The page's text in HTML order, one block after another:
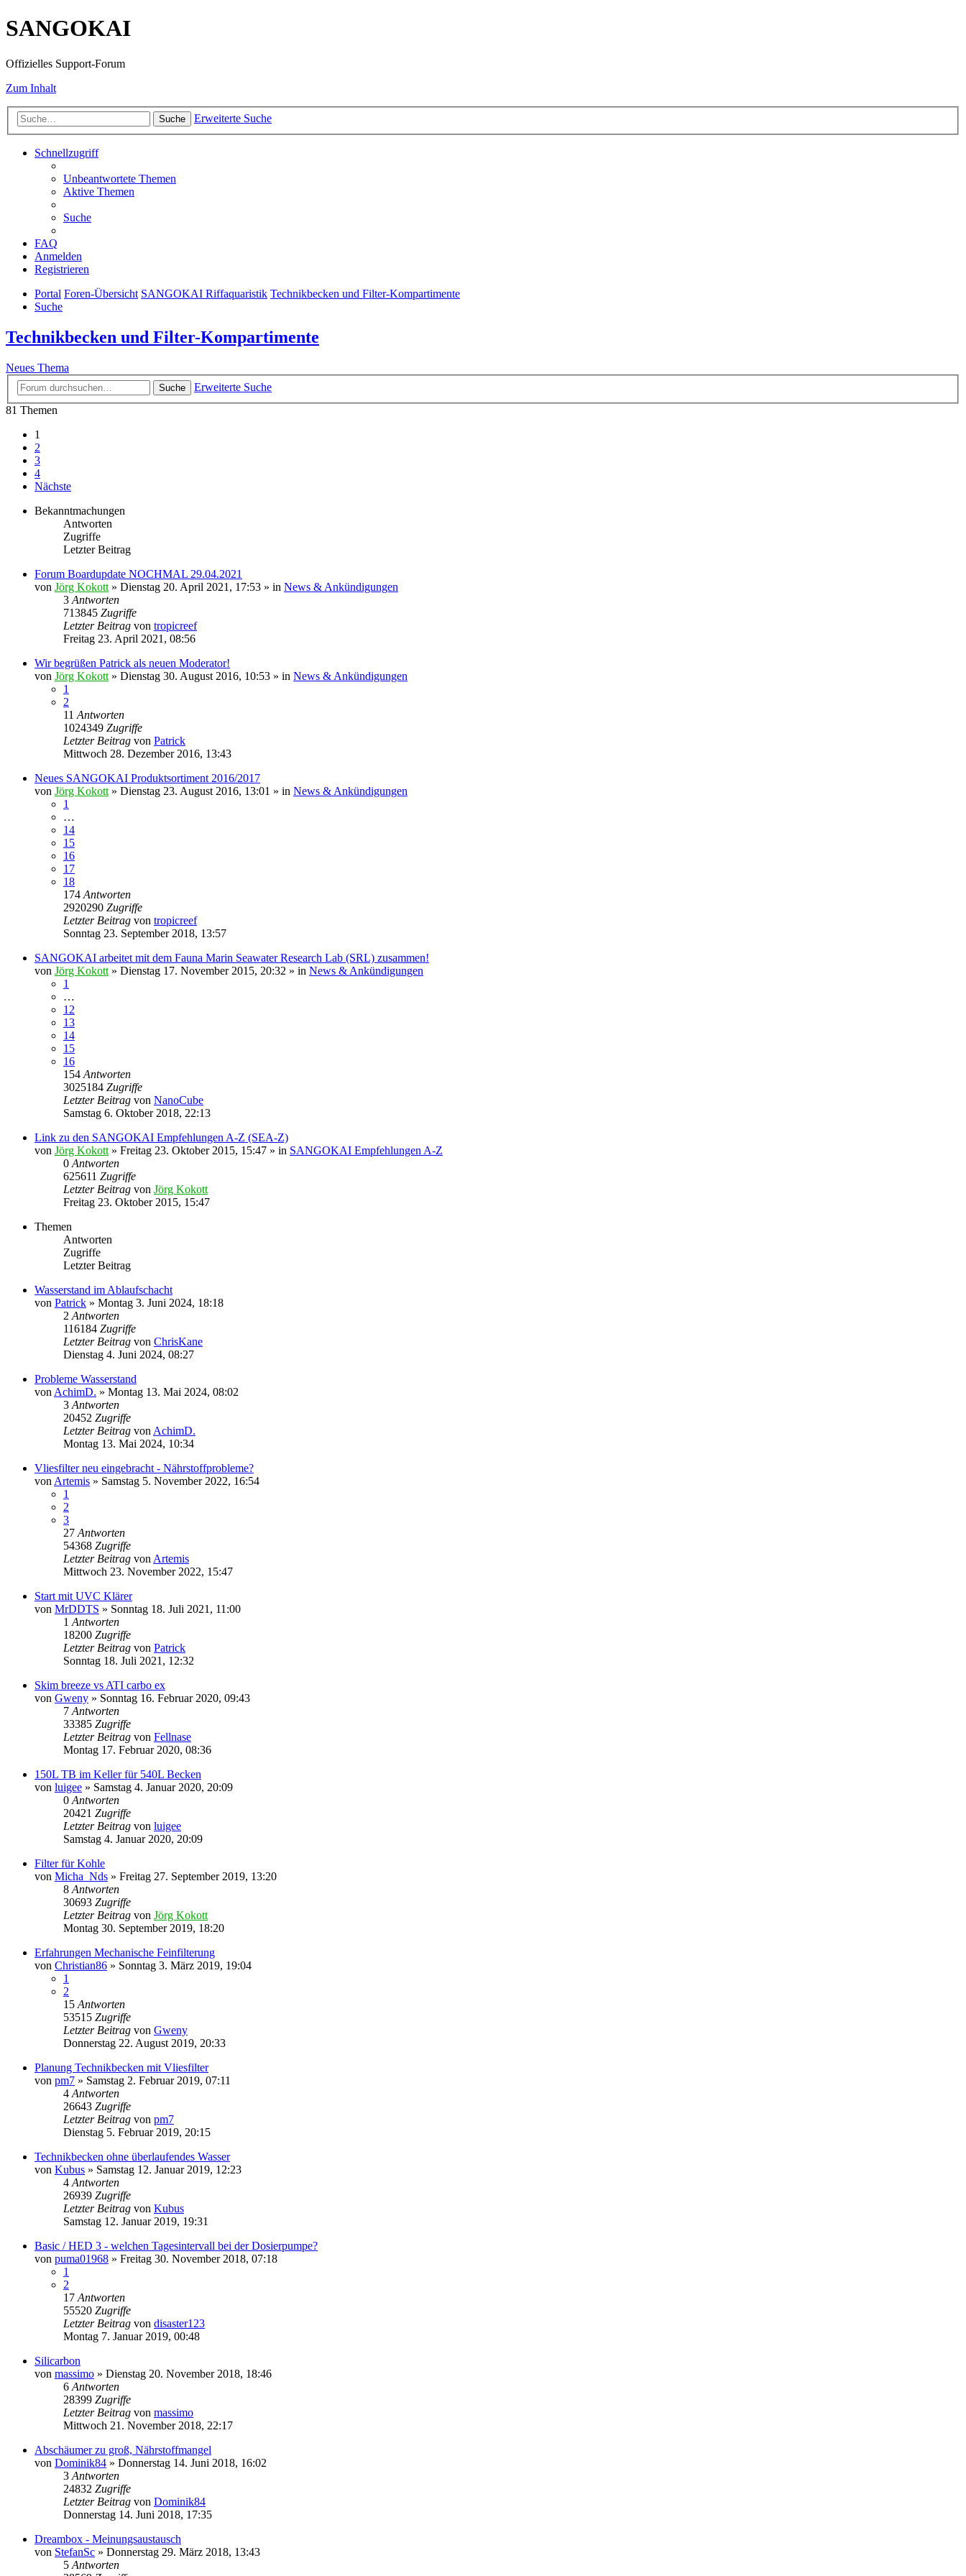
SANGOKAI
Offizielles Support-Forum
Zum Inhalt
Suche Erweiterte Suche
Schnellzugriff
Unbeantwortete Themen
Aktive Themen
Suche
FAQ
Anmelden
Registrieren
Portal Foren-Übersicht SANGOKAI Riffaquaristik Technikbecken und Filter-Kompartimente
Suche
Technikbecken und Filter-Kompartimente
Neues Thema
Suche
Erweiterte Suche
81 Themen
1
2
3
4
Nächste
Bekanntmachungen
Antworten
Zugriffe
Letzter Beitrag
Forum Boardupdate NOCHMAL 29.04.2021
von Jörg Kokott » Dienstag 20. April 2021, 17:53 » in News & Ankündigungen
3 Antworten
713845 Zugriffe
Letzter Beitrag von tropicreef
Freitag 23. April 2021, 08:56
Wir begrüßen Patrick als neuen Moderator!
von Jörg Kokott » Dienstag 30. August 2016, 10:53 » in News & Ankündigungen
1
2
11 Antworten
1024349 Zugriffe
Letzter Beitrag von Patrick
Mittwoch 28. Dezember 2016, 13:43
Neues SANGOKAI Produktsortiment 2016/2017
von Jörg Kokott » Dienstag 23. August 2016, 13:01 » in News & Ankündigungen
1
…
14
15
16
17
18
174 Antworten
2920290 Zugriffe
Letzter Beitrag von tropicreef
Sonntag 23. September 2018, 13:57
SANGOKAI arbeitet mit dem Fauna Marin Seawater Research Lab (SRL) zusammen!
von Jörg Kokott » Dienstag 17. November 2015, 20:32 » in News & Ankündigungen
1
…
12
13
14
15
16
154 Antworten
3025184 Zugriffe
Letzter Beitrag von NanoCube
Samstag 6. Oktober 2018, 22:13
Link zu den SANGOKAI Empfehlungen A-Z (SEA-Z)
von Jörg Kokott » Freitag 23. Oktober 2015, 15:47 » in SANGOKAI Empfehlungen A-Z
0 Antworten
625611 Zugriffe
Letzter Beitrag von Jörg Kokott
Freitag 23. Oktober 2015, 15:47
Themen
Antworten
Zugriffe
Letzter Beitrag
Wasserstand im Ablaufschacht
von Patrick » Montag 3. Juni 2024, 18:18
2 Antworten
116184 Zugriffe
Letzter Beitrag von ChrisKane
Dienstag 4. Juni 2024, 08:27
Probleme Wasserstand
von AchimD. » Montag 13. Mai 2024, 08:02
3 Antworten
20452 Zugriffe
Letzter Beitrag von AchimD.
Montag 13. Mai 2024, 10:34
Vliesfilter neu eingebracht - Nährstoffprobleme?
von Artemis » Samstag 5. November 2022, 16:54
1
2
3
27 Antworten
54368 Zugriffe
Letzter Beitrag von Artemis
Mittwoch 23. November 2022, 15:47
Start mit UVC Klärer
von MrDDTS » Sonntag 18. Juli 2021, 11:00
1 Antworten
18200 Zugriffe
Letzter Beitrag von Patrick
Sonntag 18. Juli 2021, 12:32
Skim breeze vs ATI carbo ex
von Gweny » Sonntag 16. Februar 2020, 09:43
7 Antworten
33385 Zugriffe
Letzter Beitrag von Fellnase
Montag 17. Februar 2020, 08:36
150L TB im Keller für 540L Becken
von luigee » Samstag 4. Januar 2020, 20:09
0 Antworten
20421 Zugriffe
Letzter Beitrag von luigee
Samstag 4. Januar 2020, 20:09
Filter für Kohle
von Micha_Nds » Freitag 27. September 2019, 13:20
8 Antworten
30693 Zugriffe
Letzter Beitrag von Jörg Kokott
Montag 30. September 2019, 18:20
Erfahrungen Mechanische Feinfilterung
von Christian86 » Sonntag 3. März 2019, 19:04
1
2
15 Antworten
53515 Zugriffe
Letzter Beitrag von Gweny
Donnerstag 22. August 2019, 20:33
Planung Technikbecken mit Vliesfilter
von pm7 » Samstag 2. Februar 2019, 07:11
4 Antworten
26643 Zugriffe
Letzter Beitrag von pm7
Dienstag 5. Februar 2019, 20:15
Technikbecken ohne überlaufendes Wasser
von Kubus » Samstag 12. Januar 2019, 12:23
4 Antworten
26939 Zugriffe
Letzter Beitrag von Kubus
Samstag 12. Januar 2019, 19:31
Basic / HED 3 - welchen Tagesintervall bei der Dosierpumpe?
von puma01968 » Freitag 30. November 2018, 07:18
1
2
17 Antworten
55520 Zugriffe
Letzter Beitrag von disaster123
Montag 7. Januar 2019, 00:48
Silicarbon
von massimo » Dienstag 20. November 2018, 18:46
6 Antworten
28399 Zugriffe
Letzter Beitrag von massimo
Mittwoch 21. November 2018, 22:17
Abschäumer zu groß, Nährstoffmangel
von Dominik84 » Donnerstag 14. Juni 2018, 16:02
3 Antworten
24832 Zugriffe
Letzter Beitrag von Dominik84
Donnerstag 14. Juni 2018, 17:35
Dreambox - Meinungsaustausch
von StefanSc » Donnerstag 29. März 2018, 13:43
5 Antworten